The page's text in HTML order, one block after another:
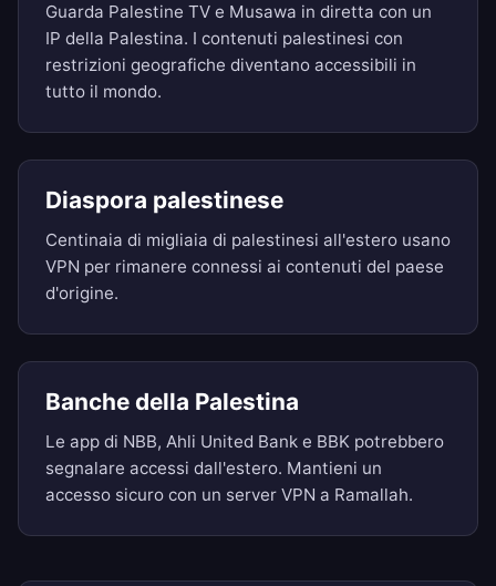
Guarda Palestine TV e Musawa in diretta con un
IP della Palestina. I contenuti palestinesi con
restrizioni geografiche diventano accessibili in
tutto il mondo.
Diaspora palestinese
Centinaia di migliaia di palestinesi all'estero usano
VPN per rimanere connessi ai contenuti del paese
d'origine.
Banche della Palestina
Le app di NBB, Ahli United Bank e BBK potrebbero
segnalare accessi dall'estero. Mantieni un
accesso sicuro con un server VPN a Ramallah.